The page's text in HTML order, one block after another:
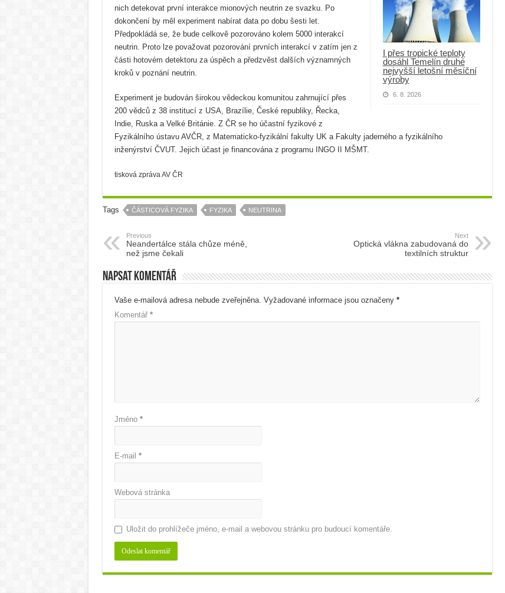
I přes tropické teploty
dosáhl Temelín druhé
nejvyšší letošní měsíční
výroby
6. 8. 2026
nich detekovat první interakce mionových neutrin ze svazku. Po
dokončení by měl experiment nabírat data po dobu šesti let.
Předpokládá se, že bude celkově pozorováno kolem 5000 interakcí
neutrin. Proto lze považovat pozorování prvních interakcí v zatím jen z
části hotovém detektoru za úspěch a předzvěst dalších významných
kroků v poznání neutrin.
Experiment je budován širokou vědeckou komunitou zahrnující přes
200 vědců z 38 institucí z USA, Brazílie, České republiky, Řecka,
Indie, Ruska a Velké Británie. Z ČR se ho účastní fyzikové z
Fyzikálního ústavu AVČR, z Matematicko-fyzikální fakulty UK a Fakulty jaderného a fyzikálního
inženýrství ČVUT. Jejich účast je financována z programu INGO II MŠMT.
tisková zpráva AV ČR
Tags ČÁSTICOVÁ FYZIKA FYZIKA NEUTRINA
Previous
Neandertálce stála chůze méně,
než jsme čekali
Next
Optická vlákna zabudovaná do
textilních struktur
Napsat komentář
Vaše e-mailová adresa nebude zveřejněna. Vyžadované informace jsou označeny *
Komentář *
Jméno *
E-mail *
Webová stránka
Uložit do prohlížeče jméno, e-mail a webovou stránku pro budoucí komentáře.